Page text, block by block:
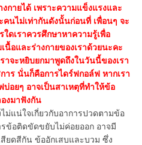
กายได้ เพราะความแข็งแรงและ
นไม่เท่ากันดังนั้นก่อนที่ เพื่อนๆ จะ
ดเราควรศึกษาหาความรู้เพื่อ
อและร่างกายของเราด้วยนะคะ
าจะหยิบยกมาพูดถึงในวันนี้ของเรา
ร นั่นก็คือการไดร์ฟกอล์ฟ หากเรา
บ่อยๆ อาจเป็นสาเหตุที่ทำให้ข้อ
องมาฟังกัน
แน่ใจเกี่ยวกับอาการปวดตามข้อ
ข้อติดขัดขยับไม่ค่อยออก อาจมี
ยดสีกัน ข้ออักเสบและบวม ซึ่ง